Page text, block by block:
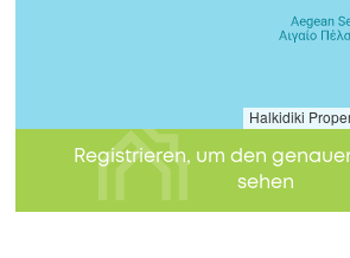
Halkidiki
Registrieren, um den
sehen